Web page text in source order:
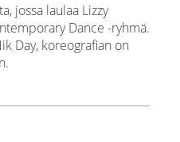
jossa laulaa Lizzy
Dance -ryhmä.
Day, koreografian on